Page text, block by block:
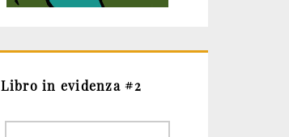
Libro in evidenza #2